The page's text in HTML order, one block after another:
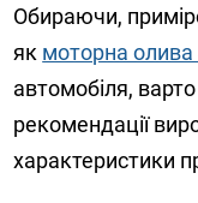
Обираючи,
як моторна олива
автомобіля,
рекомендації
характеристики